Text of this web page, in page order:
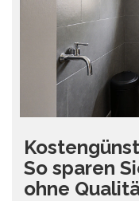
So sparen
ohne